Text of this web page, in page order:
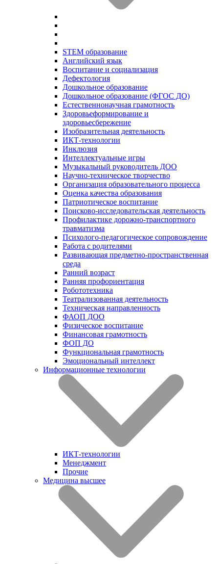
STEM образование
Английский язык
Воспитание и социализация
Дефектология
Дошкольное образование
Дошкольное образование (ФГОС ДО)
Естественнонаучная грамотность
Здоровьеформирование и
здоровьесбережение
Изобразительная деятельность
ИКТ-технологии
Инклюзия
Интеллектуальные игры
Музыкальный руководитель ДОО
Научно-техническое творчество
Организация образовательного процесса
Оценка качества образования
Патриотическое воспитание
Поисково-исследовательская деятельность
Профилактике дорожно-транспортного
травматизма
Психолого-педагогическое сопровождение
Работа с родителями
Развивающая предметно-пространственная
среда
Ранний возраст
Ранняя профориентация
Робототехника
Театрализованная деятельность
Техническая направленность
ФАОП ДОО
Физическое воспитание
Финансовая грамотность
ФОП ДО
Функциональная грамотность
Эмоциональный интеллект
Информационные технологии
ИКТ-технологии
Менеджмент
Прочие
Медицина высшее